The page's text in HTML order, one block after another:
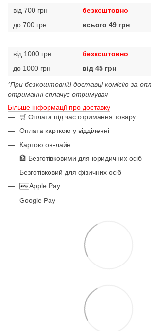
від 700 грн
безкоштовно
до 700 грн
всього 49 грн
від 1000 грн
безкоштовно
до 1000 грн
від 45 грн
*При безкоштовній доставці комісію за
отриманні сплачує отримувач
Більше інформації про доставку
🛒 Оплата під час отримання товару
Оплата карткою у відділенні
Картою он-лайн
🏦 Безготівковими для юридичних осіб
Безготівковий для фізичних осіб
Apple Pay
Google Pay